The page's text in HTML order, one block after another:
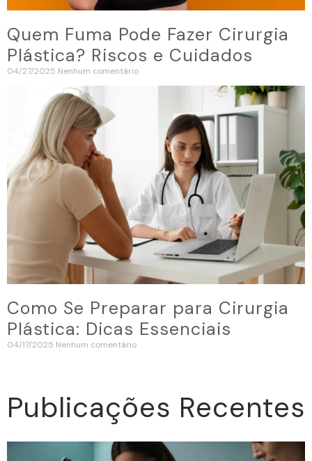
Quem Fuma Pode Fazer Cirurgia
Plástica? Riscos e Cuidados
04/27/2025 Nenhum comentário
Como Se Preparar para Cirurgia
Plástica: Dicas Essenciais
04/17/2025 Nenhum comentário
Publicações Recentes